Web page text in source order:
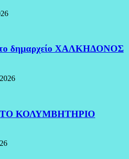
δημαρχείο ΧΑΛΚΗΔΟΝΟΣ
ΚΟΛΥΜΒΗΤΗΡΙΟ